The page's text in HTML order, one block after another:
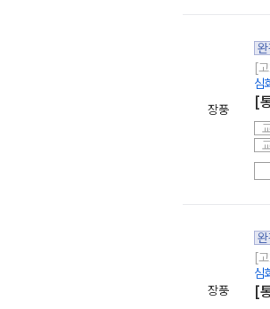
장풍
[
심
[
장풍
[
심
[